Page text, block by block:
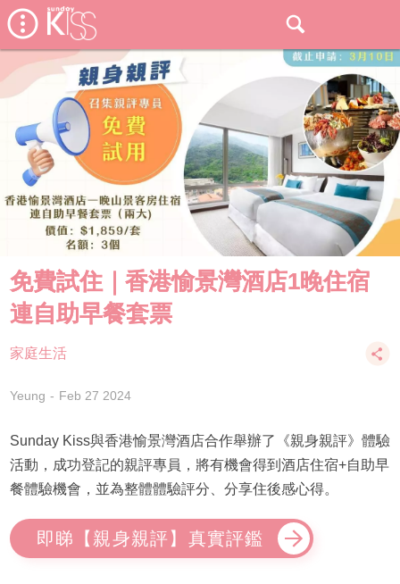
免費試住｜香港愉景灣酒店1晚住宿
連自助早餐套票
家庭生活
Yeung Feb 27 2024
Sunday Kiss與香港愉景灣酒店合作舉辦了《親身親評》體驗
活動，成功登記的親評專員，將有機會得到酒店住宿+自助早
餐體驗機會，並為整體體驗評分、分享住後感心得。
即睇【親身親評】真實評鑑